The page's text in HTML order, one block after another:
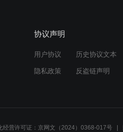
协议声明
用户协议 历史协议文本
隐私政策 反盗链声明
经营许可证：京网文（2024）0368-017号